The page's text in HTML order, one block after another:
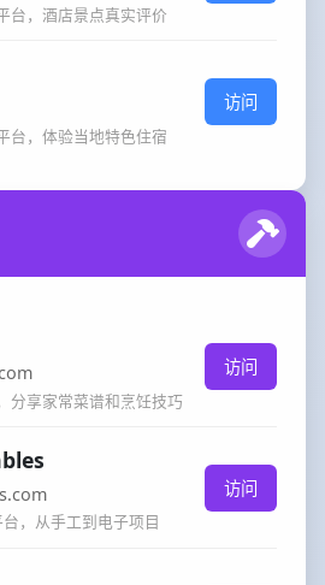
台，酒店景点真实评价
台，体验当地特色住宿
访问
分享家常菜谱和烹饪技巧
访问
，从手工到电子项目
访问